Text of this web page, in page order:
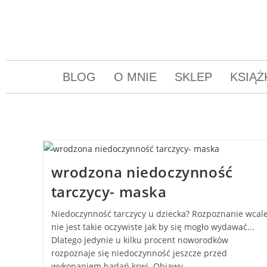
BLOG O MNIE SKLEP
wrodzona niedoczynność
tarczycy- maska
Niedoczynność tarczycy u dziecka? Rozpoznanie wcale
nie jest takie oczywiste jak by się mogło wydawać...
Dlatego jedynie u kilku procent noworodków
rozpoznaje się niedoczynność jeszcze przed